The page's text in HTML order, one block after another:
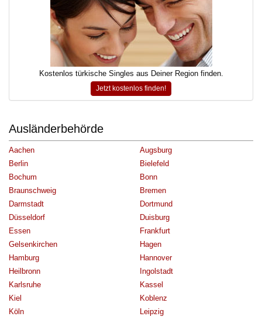
Kostenlos türkische Singles aus Deiner Region finden.
Jetzt kostenlos finden!
Ausländerbehörde
Aachen
Augsburg
Berlin
Bielefeld
Bochum
Bonn
Braunschweig
Bremen
Darmstadt
Dortmund
Düsseldorf
Duisburg
Essen
Frankfurt
Gelsenkirchen
Hagen
Hamburg
Hannover
Heilbronn
Ingolstadt
Karlsruhe
Kassel
Kiel
Koblenz
Köln
Leipzig